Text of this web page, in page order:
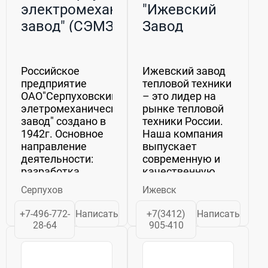
электромеханический
завод" (СЭМЗ)
Российское
предприятие
ОАО"Серпуховский
элетромеханический
завод" создано в
1942г. Основное
направление
деятельности:
разработка,
изготовление и
реализация
систем
общеобменной
дымоудаления и
Серпухов
+7-496-772-
28-64
Написать
"Ижевский
Завод
(ИЗТТ)
Ижевский завод
тепловой техники
– это лидер на
рынке тепловой
техники России.
Наша компания
выпускает
современную и
качественную
продукцию.
Каждый год наши
конструкторы
создают новые,
совершенные и
Ижевск
+7(3412)
905-410
Написать